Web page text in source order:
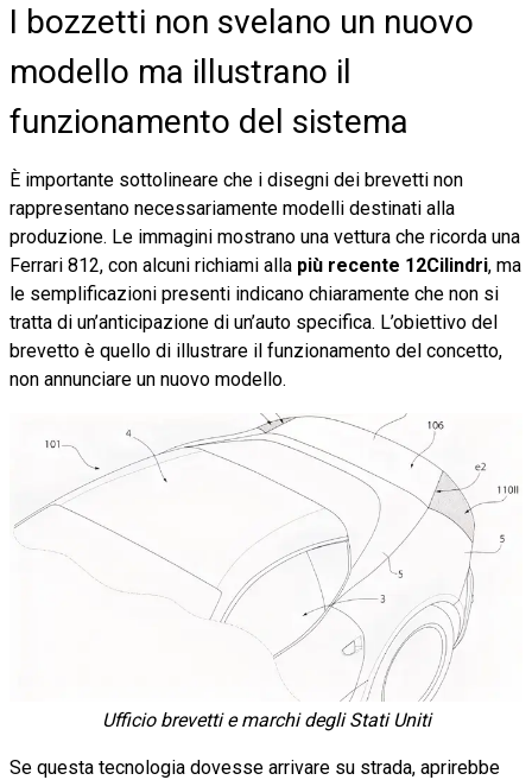
I bozzetti non svelano un nuovo
modello ma illustrano il
funzionamento del sistema
È importante sottolineare che i disegni dei brevetti non
rappresentano necessariamente modelli destinati alla
produzione. Le immagini mostrano una vettura che ricorda una
Ferrari 812, con alcuni richiami alla più recente 12Cilindri, ma
le semplificazioni presenti indicano chiaramente che non si
tratta di un’anticipazione di un’auto specifica. L’obiettivo del
brevetto è quello di illustrare il funzionamento del concetto,
non annunciare un nuovo modello.
Ufficio brevetti e marchi degli Stati Uniti
Se questa tecnologia dovesse arrivare su strada, aprirebbe